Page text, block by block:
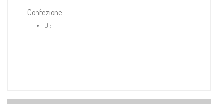
Confezione
U :